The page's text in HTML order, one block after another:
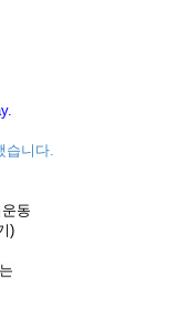
니다.
동
)